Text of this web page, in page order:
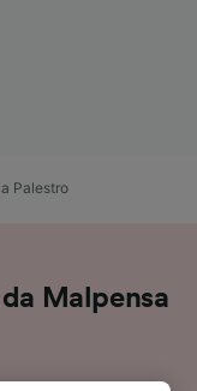
Palestro
Malpensa